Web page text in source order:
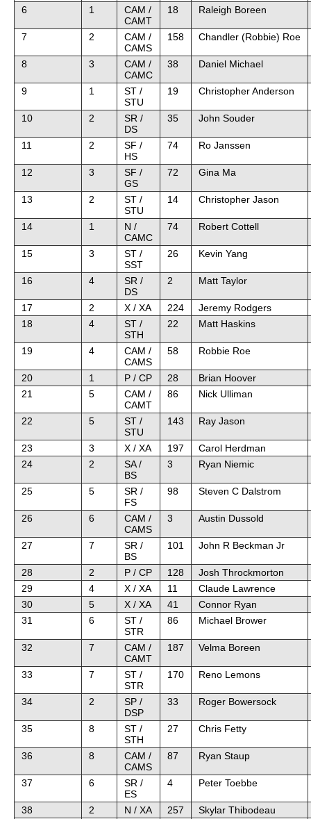
6 1
CAM /
CAMT
18 Raleigh Boreen
7 2
CAM /
CAMS
158 Chandler (Robbie) Roe
8 3
CAM /
CAMC
38 Daniel Michael
9 1
ST /
STU
19 Christopher Anderson
10 2
SR /
DS
35 John Souder
11 2
SF /
HS
74 Ro Janssen
12 3
SF /
GS
72 Gina Ma
13 2
ST /
STU
14 Christopher Jason
14 1
N /
CAMC
74 Robert Cottell
15 3
ST /
SST
26 Kevin Yang
16 4
SR /
DS
2 Matt Taylor
17 2 X / XA 224
Jeremy Rodgers
18
4
ST /
STH
22 Matt Haskins
19 4
CAM /
CAMS
58 Robbie Roe
20 1 P / CP 28
Brian Hoover
21
5
CAM /
CAMT
86 Nick Ulliman
22 5
ST /
STU
143 Ray Jason
23 3 X / XA 197
Carol Herdman
24
2
SA /
BS
3 Ryan Niemic
25 5
SR /
FS
98 Steven C Dalstrom
26 6
CAM /
CAMS
3 Austin Dussold
27 7
SR /
BS
101 John R Beckman Jr
28 2 P / CP 128
Josh Throckmorton
29
4 X / XA 11
Claude Lawrence
30
5 X / XA 41
Connor Ryan
31
6
ST /
STR
86 Michael Brower
32 7
CAM /
CAMT
187 Velma Boreen
33 7
ST /
STR
170 Reno Lemons
34 2
SP /
DSP
33 Roger Bowersock
35 8
ST /
STH
27 Chris Fetty
36 8
CAM /
CAMS
87 Ryan Staup
37 6
SR /
ES
4 Peter Toebbe
38 2 N / XA 257
Skylar Thibodeau